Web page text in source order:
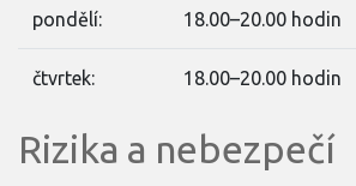
pondělí: 18.00–20.00 hodin
čtvrtek: 18.00–20.00 hodin
Rizika a nebezpečí